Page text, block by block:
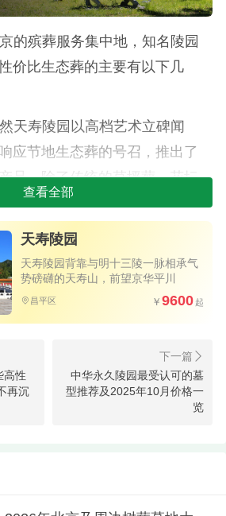
的殡葬服务集中地，知名陵园
价比生态葬的主要有以下几
天寿陵园以高档艺术立碑闻
应节地生态葬的号召，推出了
品。除了传统的草坪葬、花坛
精致，环境与整个园林融为一
为品牌陵园，其生态葬的管理
是一种兼具品牌价值和经济性
昌平区老牌且以价格亲民著称
为北京市唯一一家位于明十三
营性陵园，景仰园的位置与环
生态环境，又能以相对较低的
性价比非常高。
查看全部
天寿陵园
天寿陵园背靠与明十三陵一脉相承气
势磅礴的天寿山，前望京华平川
昌平区 9600
高性
再沉
中华永久陵园最受认可的墓
型推荐及2025年10月价格一
览